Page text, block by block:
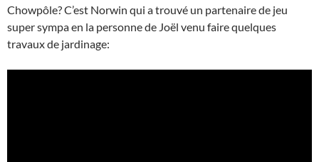
Chowpôle? C’est Norwin qui a trouvé un partenaire de jeu
super sympa en la personne de Joël venu faire quelques
travaux de jardinage: